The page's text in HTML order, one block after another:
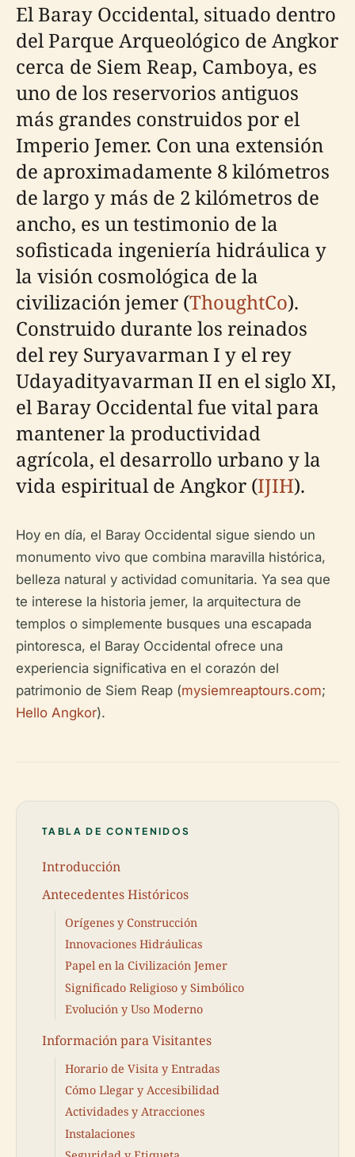
El Baray Occidental, situado dentro
del Parque Arqueológico de Angkor
cerca de Siem Reap, Camboya, es
uno de los reservorios antiguos
más grandes construidos por el
Imperio Jemer. Con una extensión
de aproximadamente 8 kilómetros
de largo y más de 2 kilómetros de
ancho, es un testimonio de la
sofisticada ingeniería hidráulica y
la visión cosmológica de la
civilización jemer (ThoughtCo).
Construido durante los reinados
del rey Suryavarman I y el rey
Udayadityavarman II en el siglo XI,
el Baray Occidental fue vital para
mantener la productividad
agrícola, el desarrollo urbano y la
vida espiritual de Angkor (IJIH).
Hoy en día, el Baray Occidental sigue siendo un
monumento vivo que combina maravilla histórica,
belleza natural y actividad comunitaria. Ya sea que
te interese la historia jemer, la arquitectura de
templos o simplemente busques una escapada
pintoresca, el Baray Occidental ofrece una
experiencia significativa en el corazón del
patrimonio de Siem Reap (mysiemreaptours.com;
Hello Angkor).
TABLA DE CONTENIDOS
Introducción
Antecedentes Históricos
Orígenes y Construcción
Innovaciones Hidráulicas
Papel en la Civilización Jemer
Significado Religioso y Simbólico
Evolución y Uso Moderno
Información para Visitantes
Horario de Visita y Entradas
Cómo Llegar y Accesibilidad
Actividades y Atracciones
Instalaciones